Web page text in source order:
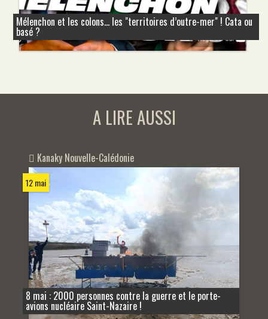
Mélenchon et les colons... les "territoires d’outre-mer" ! Cata ou
basé ?
A LIRE AUSSI
Kanaky Nouvelle-Calédonie
12 mai
8 mai : 2000 personnes contre la guerre et le porte-
avions nucléaire Saint-Nazaire !